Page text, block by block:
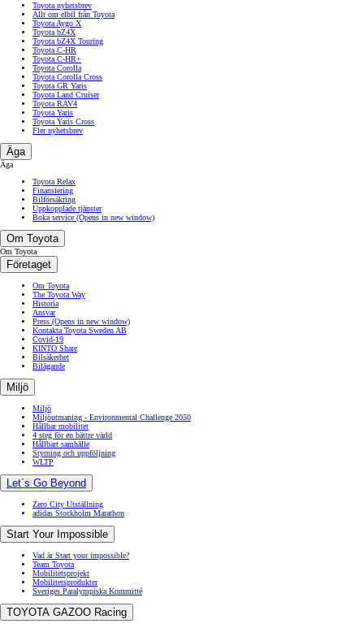
Toyota nyhetsbrev
Allt om elbil från Toyota
Toyota Aygo X
Toyota bZ4X
Toyota bZ4X Touring
Toyota C-HR
Toyota C-HR+
Toyota Corolla
Toyota Corolla Cross
Toyota GR Yaris
Toyota Land Cruiser
Toyota RAV4
Toyota Yaris
Toyota Yaris Cross
Fler nyhetsbrev
Äga
Äga
Toyota Relax
Finansiering
Bilförsäkring
Uppkopplade tjänster
Boka service (Opens in new window)
Om Toyota
Om Toyota
Företaget
Om Toyota
The Toyota Way
Historia
Ansvar
Press (Opens in new window)
Kontakta Toyota Sweden AB
Covid-19
KINTO Share
Bilsäkerhet
Bilägande
Miljö
Miljö
Miljöutmaning - Environmental Challenge 2050
Hållbar mobilitet
4 steg för en bättre värld
Hållbart samhälle
Styrning och uppföljning
WLTP
Let´s Go Beyond
Zero City Utställning
adidas Stockholm Marathon
Start Your Impossible
Vad är Start your impossible?
Team Toyota
Mobilitetsprojekt
Mobilitetsprodukter
Sveriges Paralympiska Kommitté
TOYOTA GAZOO Racing